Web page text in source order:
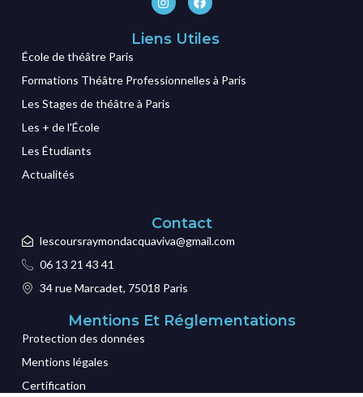
Liens Utiles
École de théâtre Paris
Formations Théâtre Professionnelles à Paris
Les Stages de théâtre à Paris
Les + de l'École
Les Étudiants
Actualités
Contact
lescoursraymondacquaviva@gmail.com
06 13 21 43 41
34 rue Marcadet, 75018 Paris
Mentions Et Réglementations
Protection des données
Mentions légales
Certification